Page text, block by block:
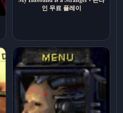
인 무료 플레이